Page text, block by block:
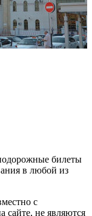
билеты
в любой из
с
сайте, не являются